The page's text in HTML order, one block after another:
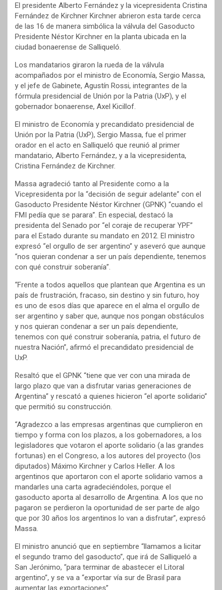
El presidente Alberto Fernández y la vicepresidenta Cristina
Fernández de Kirchner Kirchner abrieron esta tarde cerca
de las 16 de manera simbólica la válvula del Gasoducto
Presidente Néstor Kirchner en la planta ubicada en la
ciudad bonaerense de Salliqueló.
Los mandatarios giraron la rueda de la válvula
acompañados por el ministro de Economía, Sergio Massa,
y el jefe de Gabinete, Agustín Rossi, integrantes de la
fórmula presidencial de Unión por la Patria (UxP), y el
gobernador bonaerense, Axel Kicillof.
El ministro de Economía y precandidato presidencial de
Unión por la Patria (UxP), Sergio Massa, fue el primer
orador en el acto en Salliqueló que reunió al primer
mandatario, Alberto Fernández, y a la vicepresidenta,
Cristina Fernández de Kirchner.
Massa agradeció tanto al Presidente como a la
Vicepresidenta por la “decisión de seguir adelante” con el
Gasoducto Presidente Néstor Kirchner (GPNK) “cuando el
FMI pedía que se parara”. En especial, destacó la
presidenta del Senado por “el coraje de recuperar YPF”
para el Estado durante su mandato en 2012. El ministro
expresó “el orgullo de ser argentino” y aseveró que aunque
“nos quieran condenar a ser un país dependiente, tenemos
con qué construir soberanía”.
“Frente a todos aquellos que plantean que Argentina es un
país de frustración, fracaso, sin destino y sin futuro, hoy
es uno de esos días que aparece en el alma el orgullo de
ser argentino y saber que, aunque nos pongan obstáculos
y nos quieran condenar a ser un país dependiente,
tenemos con qué construir soberanía, patria, el futuro de
nuestra Nación”, afirmó el precandidato presidencial de
UxP.
Resaltó que el GPNK “tiene que ver con una mirada de
largo plazo que van a disfrutar varias generaciones de
Argentina” y rescató a quienes hicieron “el aporte solidario”
que permitió su construcción.
“Agradezco a las empresas argentinas que cumplieron en
tiempo y forma con los plazos, a los gobernadores, a los
legisladores que votaron el aporte solidario (a las grandes
fortunas) en el Congreso, a los autores del proyecto (los
diputados) Máximo Kirchner y Carlos Heller. A los
argentinos que aportaron con el aporte solidario vamos a
mandarles una carta agradeciéndoles, porque el
gasoducto aporta al desarrollo de Argentina. A los que no
pagaron se perdieron la oportunidad de ser parte de algo
que por 30 años los argentinos lo van a disfrutar”, expresó
Massa.
El ministro anunció que en septiembre “llamamos a licitar
el segundo tramo del gasoducto”, que irá de Salliqueló a
San Jerónimo, “para terminar de abastecer el Litoral
argentino”, y se va a “exportar vía sur de Brasil para
aumentar las exportaciones”.